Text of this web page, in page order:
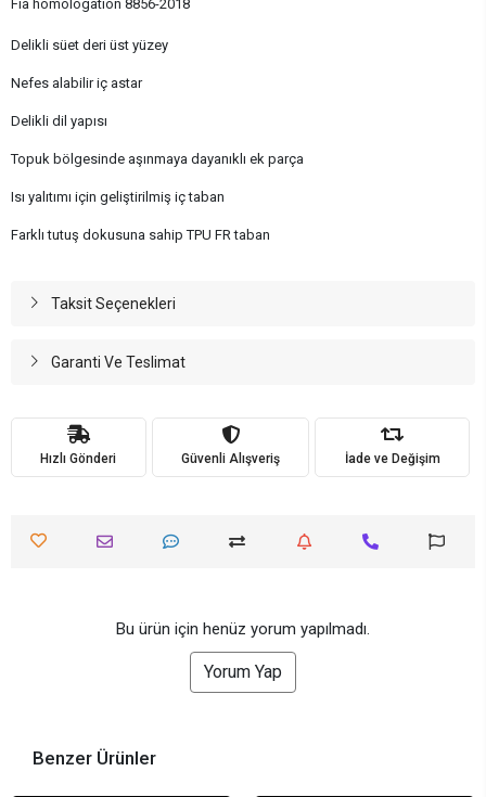
Fia homologation 8856-2018
Delikli süet deri üst yüzey
Nefes alabilir iç astar
Delikli dil yapısı
Topuk bölgesinde aşınmaya dayanıklı ek parça
Isı yalıtımı için geliştirilmiş iç taban
Farklı tutuş dokusuna sahip TPU FR taban
Taksit Seçenekleri
Garanti Ve Teslimat
Hızlı Gönderi Güvenli Alışveriş İade ve Değişim
Bu ürün için henüz yorum yapılmadı.
Yorum Yap
Benzer Ürünler